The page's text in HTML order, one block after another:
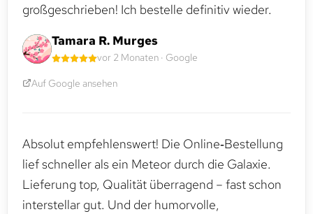
großgeschrieben! Ich bestelle definitiv wieder.
Tamara R. Murges
vor 2 Monaten · Google
Auf Google ansehen
Absolut empfehlenswert! Die Online‑Bestellung
lief schneller als ein Meteor durch die Galaxie.
Lieferung top, Qualität überragend – fast schon
interstellar gut. Und der humorvolle,